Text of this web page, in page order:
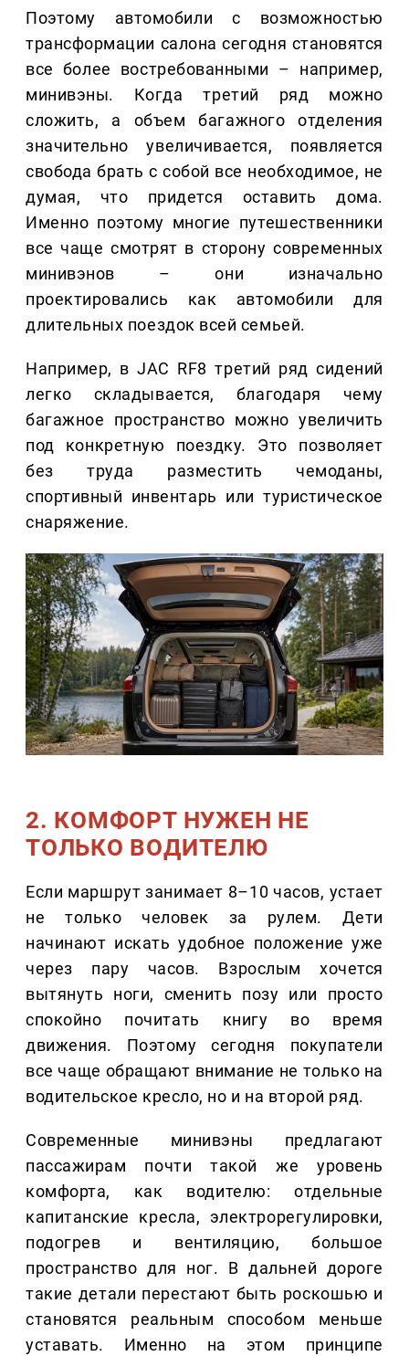
Поэтому автомобили с возможностью
трансформации салона сегодня становятся
все более востребованными – например,
минивэны. Когда третий ряд можно
сложить, а объем багажного отделения
значительно увеличивается, появляется
свобода брать с собой все необходимое, не
думая, что придется оставить дома.
Именно поэтому многие путешественники
все чаще смотрят в сторону современных
минивэнов – они изначально
проектировались как автомобили для
длительных поездок всей семьей.
Например, в JAC RF8 третий ряд сидений
легко складывается, благодаря чему
багажное пространство можно увеличить
под конкретную поездку. Это позволяет
без труда разместить чемоданы,
спортивный инвентарь или туристическое
снаряжение.
2. КОМФОРТ НУЖЕН НЕ
ТОЛЬКО ВОДИТЕЛЮ
Если маршрут занимает 8–10 часов, устает
не только человек за рулем. Дети
начинают искать удобное положение уже
через пару часов. Взрослым хочется
вытянуть ноги, сменить позу или просто
спокойно почитать книгу во время
движения. Поэтому сегодня покупатели
все чаще обращают внимание не только на
водительское кресло, но и на второй ряд.
Современные минивэны предлагают
пассажирам почти такой же уровень
комфорта, как водителю: отдельные
капитанские кресла, электрорегулировки,
подогрев и вентиляцию, большое
пространство для ног. В дальней дороге
такие детали перестают быть роскошью и
становятся реальным способом меньше
уставать. Именно на этом принципе